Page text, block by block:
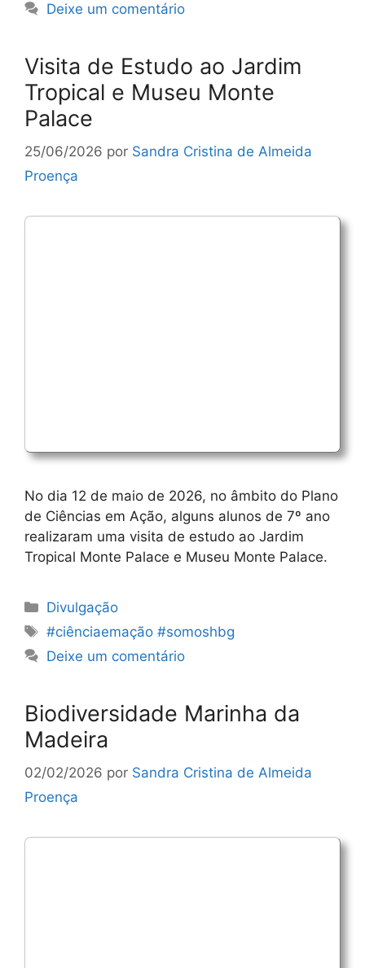
Deixe um comentário
Visita de Estudo ao Jardim
Tropical e Museu Monte
Palace
25/06/2026 por Sandra Cristina de Almeida
Proença
No dia 12 de maio de 2026, no âmbito do Plano
de Ciências em Ação, alguns alunos de 7º ano
realizaram uma visita de estudo ao Jardim
Tropical Monte Palace e Museu Monte Palace.
Categorias
Divulgação
Etiquetas
#ciênciaemação #somoshbg
Deixe um comentário
Biodiversidade Marinha da
Madeira
02/02/2026 por Sandra Cristina de Almeida
Proença